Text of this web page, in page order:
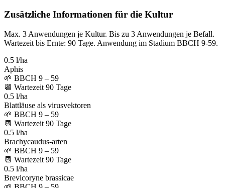
Zusätzliche Informationen für die Kultur
Max. 3 Anwendungen je Kultur. Bis zu 3 Anwendungen je Befall.
Wartezeit bis Ernte: 90 Tage. Anwendung im Stadium BBCH 9-59.
0.5 l/ha
Aphis
🌱 BBCH 9 – 59
📆 Wartezeit 90 Tage
0.5 l/ha
Blattläuse als virusvektoren
🌱 BBCH 9 – 59
📆 Wartezeit 90 Tage
0.5 l/ha
Brachycaudus-arten
🌱 BBCH 9 – 59
📆 Wartezeit 90 Tage
0.5 l/ha
Brevicoryne brassicae